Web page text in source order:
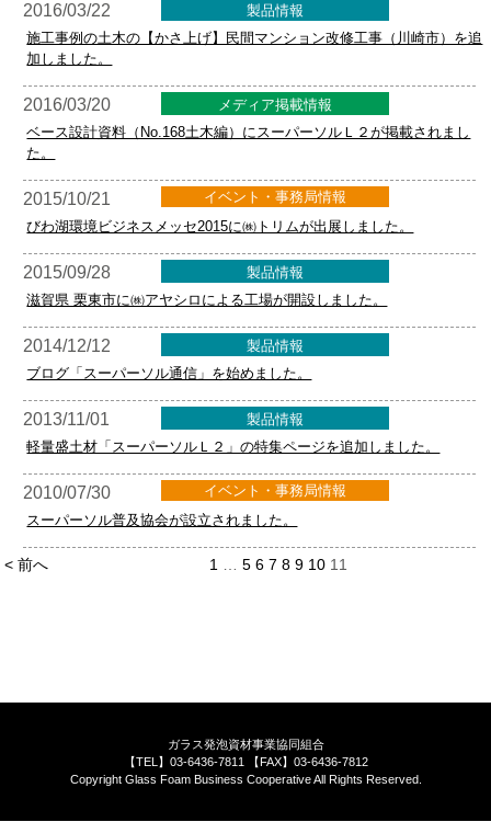
2016/03/22
製品情報
施工事例の土木の【かさ上げ】民間マンション改修工事（川崎市）を追
加しました。
2016/03/20
メディア掲載情報
ベース設計資料（No.168土木編）にスーパーソルＬ２が掲載されまし
た。
2015/10/21
イベント・事務局情報
びわ湖環境ビジネスメッセ2015に㈱トリムが出展しました。
2015/09/28
製品情報
滋賀県 栗東市に㈱アヤシロによる工場が開設しました。
2014/12/12
製品情報
ブログ「スーパーソル通信」を始めました。
2013/11/01
製品情報
軽量盛土材「スーパーソルＬ２」の特集ページを追加しました。
2010/07/30
イベント・事務局情報
スーパーソル普及協会が設立されました。
< 前へ 1 5 6 7 8 9 10 11
ガラス発泡資材事業協同組合
【TEL】03-6436-7811 【FAX】03-6436-7812
Copyright Glass Foam Business Cooperative All Rights Reserved.